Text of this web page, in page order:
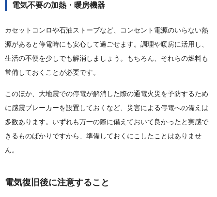
電気不要の加熱・暖房機器
カセットコンロや石油ストーブなど、コンセント電源のいらない熱
源があると停電時にも安心して過ごせます。調理や暖房に活用し、
生活の不便を少しでも解消しましょう。もちろん、それらの燃料も
常備しておくことが必要です。
このほか、大地震での停電が解消した際の通電火災を予防するため
に感震ブレーカーを設置しておくなど、災害による停電への備えは
多数あります。いずれも万一の際に備えておいて良かったと実感で
きるものばかりですから、準備しておくにこしたことはありませ
ん。
電気復旧後に注意すること